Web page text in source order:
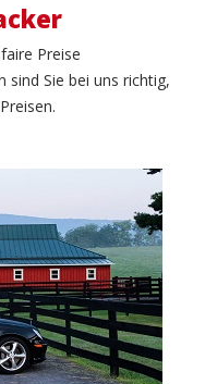
Preise
sind Sie bei uns richtig,